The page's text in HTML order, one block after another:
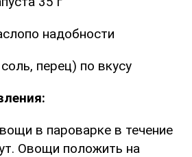
надобности
перец) по вкусу
в пароварке в течение
Овощи положить на